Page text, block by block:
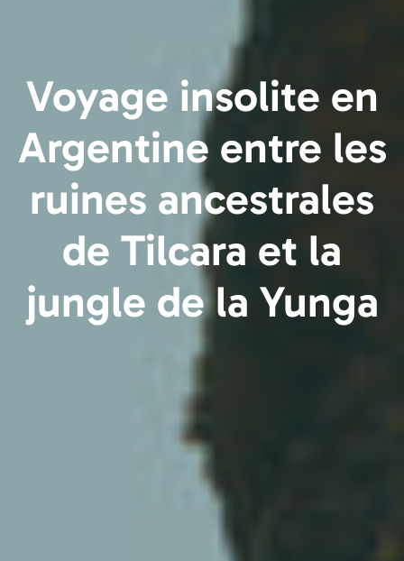
Voyage insolite en
Argentine entre les
ruines ancestrales
de Tilcara et la
jungle de la Yunga